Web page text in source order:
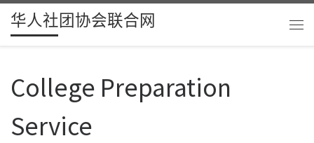
Skip to content
华人社团协会联合网
College Preparation
Service